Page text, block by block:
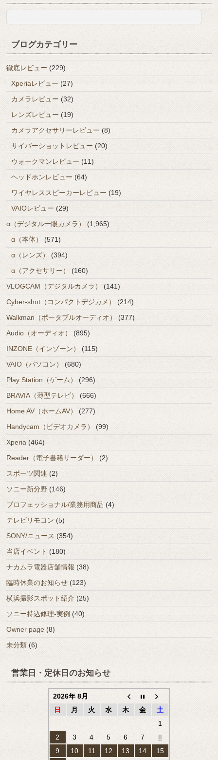
ブログカテゴリー
徹底レビュー (229)
Xperiaレビュー (27)
カメラレビュー (32)
レンズレビュー (19)
カメラアクセサリーレビュー (8)
サイバーショットレビュー (20)
ウォークマンレビュー (11)
ヘッドホンレビュー (64)
ワイヤレススピーカーレビュー (19)
VAIOレビュー (29)
α（デジタル一眼カメラ）
(1,965)
α（本体）
(571)
α（レンズ）
(394)
α（アクセサリー）
(160)
VLOGCAM（デジタルカメラ）
(141)
Cyber-shot（コンパクトデジカメ）
(214)
Walkman（ポータブルオーディオ）
(377)
Audio（オーディオ）
(895)
INZONE（インゾーン）
(115)
VAIO（パソコン）
(680)
Play Station（ゲーム）
(296)
BRAVIA（薄型テレビ）
(666)
Home AV（ホームAV）
(277)
Handycam（ビデオカメラ）
(99)
Xperia (464)
Reader（電子書籍リーダー）
(2)
スポーツ関連 (2)
ソニー新分野 (146)
プロフェッショナル/業務用商品 (4)
テレビリモコン (5)
SONY/ニュース (354)
当店イベント (180)
ナカムラ電器店舗情報 (38)
臨時休業のお知らせ (123)
横浜撮影スポット紹介 (25)
ソニー持込修理-実例 (40)
Owner page (8)
未分類 (6)
営業日・定休日のお知らせ
2026年 8月
日
月 火 水 木 金
土
1
2
3 4 5 6 7
8
9
10 11 12 13 14
15